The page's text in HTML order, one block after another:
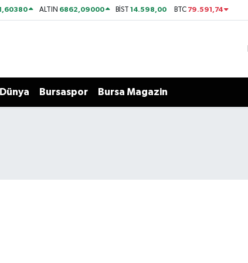
ALTIN 6862,09000 BİST14.598,00 BTC 79.591,74
Dünya Bursaspor Bursa Magazin